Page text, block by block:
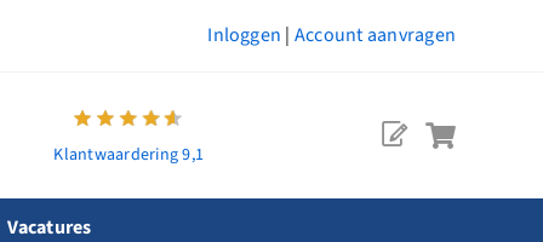
Inloggen | Account aanvragen
Klantwaardering 9,1
Vacatures